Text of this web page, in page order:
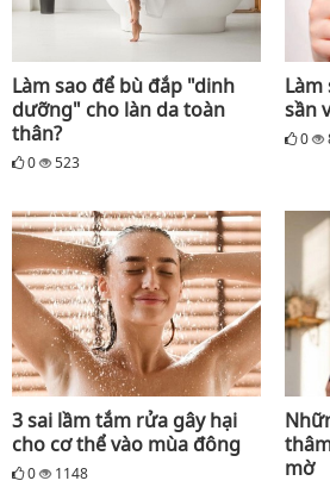
Làm sao để bù đắp "dinh
dưỡng" cho làn da toàn
thân?
0 523
Làm
sần
0
3 sai lầm tắm rửa gây hại
cho cơ thể vào mùa đông
0 1148
mờ